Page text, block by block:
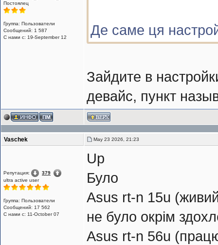
Постоялец
Группа: Пользователи
Сообщений: 1 587
С нами с: 19-September 12
Де саме ця
Зайдите в
девайс, пункт
Vaschek May 23 2026, 21:23
Репутация:
379
ultra active user
Группа: Пользователи
Сообщений: 17 562
С нами с: 11-October 07
Up
Було
Asus rt-n 15u
не було окрім
Asus rt-n 56u